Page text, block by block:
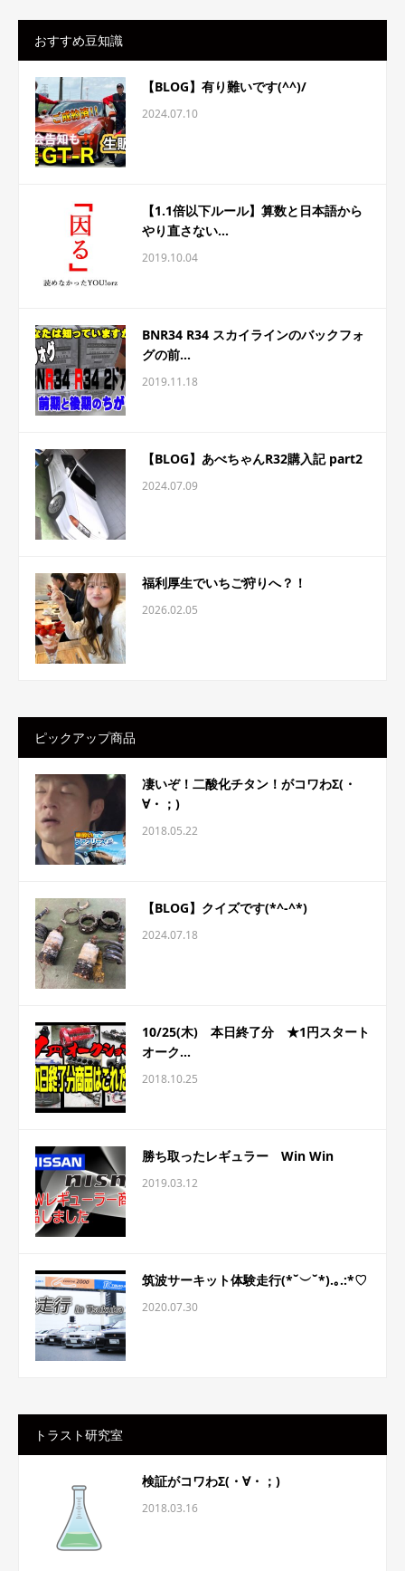
おすすめ豆知識
【BLOG】有り難いです(^^)/
2024.07.10
【1.1倍以下ルール】算数と日本語から
やり直さない...
2019.10.04
BNR34 R34 スカイラインのバックフォ
グの前...
2019.11.18
【BLOG】あべちゃんR32購入記 part2
2024.07.09
福利厚生でいちご狩りへ？！
2026.02.05
ピックアップ商品
凄いぞ！二酸化チタン！がコワわΣ(・
∀・；)
2018.05.22
【BLOG】クイズです(*^-^*)
2024.07.18
10/25(木) 本日終了分 ★1円スタート
オーク...
2018.10.25
勝ち取ったレギュラー Win Win
2019.03.12
筑波サーキット体験走行(*˘︶˘*).｡.:*♡
2020.07.30
トラスト研究室
検証がコワわΣ(・∀・；)
2018.03.16